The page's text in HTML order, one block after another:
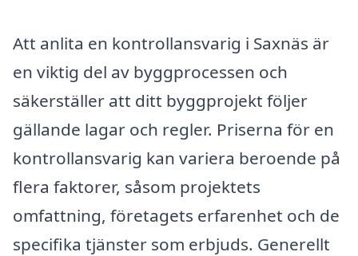
Att anlita en kontrollansvarig i Saxnäs är
en viktig del av byggprocessen och
säkerställer att ditt byggprojekt följer
gällande lagar och regler. Priserna för en
kontrollansvarig kan variera beroende på
flera faktorer, såsom projektets
omfattning, företagets erfarenhet och de
specifika tjänster som erbjuds. Generellt